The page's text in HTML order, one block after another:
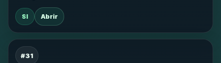
SI Abrir
#31